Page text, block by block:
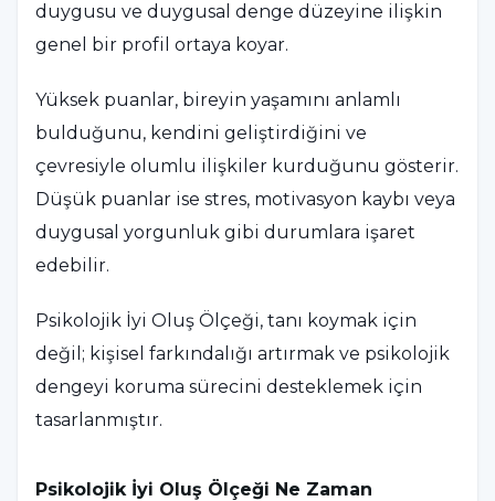
duygusu ve duygusal denge düzeyine ilişkin
genel bir profil ortaya koyar.
Yüksek puanlar, bireyin yaşamını anlamlı
bulduğunu, kendini geliştirdiğini ve
çevresiyle olumlu ilişkiler kurduğunu gösterir.
Düşük puanlar ise stres, motivasyon kaybı veya
duygusal yorgunluk gibi durumlara işaret
edebilir.
Psikolojik İyi Oluş Ölçeği, tanı koymak için
değil; kişisel farkındalığı artırmak ve psikolojik
dengeyi koruma sürecini desteklemek için
tasarlanmıştır.
Psikolojik İyi Oluş Ölçeği Ne Zaman